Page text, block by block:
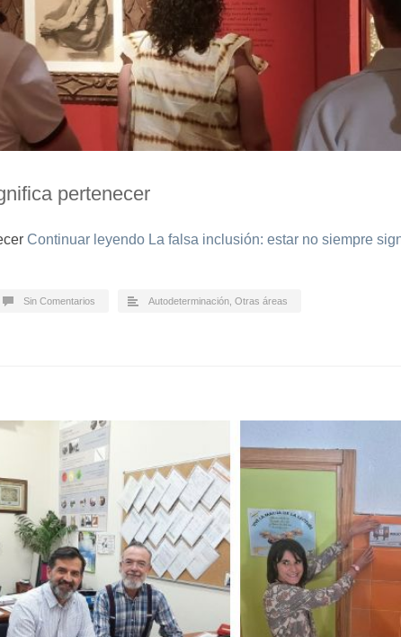
pertenecer
Continuar leyendo La falsa inclusión: estar no siempre
Sin Comentarios Autodeterminación Otras áreas